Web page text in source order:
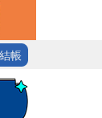
結帳